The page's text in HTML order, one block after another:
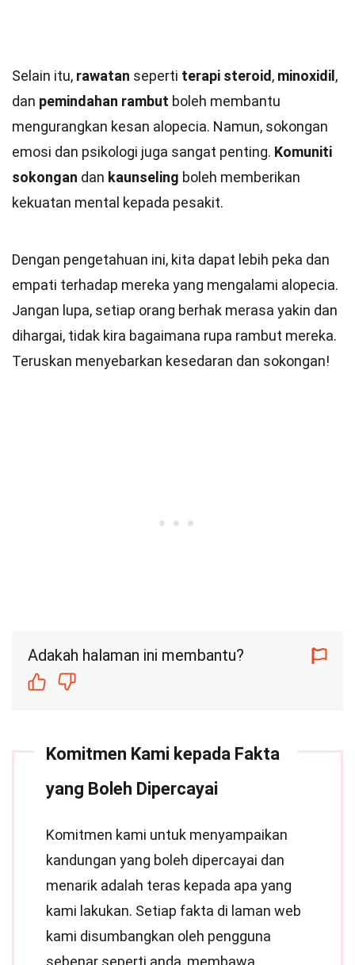
Selain itu, rawatan seperti terapi steroid , minoxidil ,
dan pemindahan rambut boleh membantu
mengurangkan kesan alopecia. Namun, sokongan
emosi dan psikologi juga sangat penting. Komuniti
sokongan dan kaunseling boleh memberikan
kekuatan mental kepada pesakit.
Dengan pengetahuan ini, kita dapat lebih peka dan
empati terhadap mereka yang mengalami alopecia.
Jangan lupa, setiap orang berhak merasa yakin dan
dihargai, tidak kira bagaimana rupa rambut mereka.
Teruskan menyebarkan kesedaran dan sokongan!
Adakah halaman ini membantu?
Komitmen Kami kepada Fakta
yang Boleh Dipercayai
Komitmen kami untuk menyampaikan
kandungan yang boleh dipercayai dan
menarik adalah teras kepada apa yang
kami lakukan. Setiap fakta di laman web
kami disumbangkan oleh pengguna
sebenar seperti anda, membawa